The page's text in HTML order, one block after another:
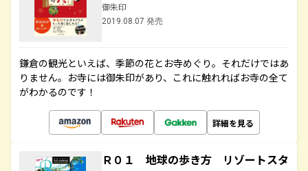
御朱印
2019.08.07 発売
鎌倉の観光といえば、季節の花とお寺めぐり。それだけではあ
りません。お寺には御朱印があり、これに触れればお寺の全て
がわかるのです！
詳細を見る
Ｒ０１ 地球の歩き方 リゾートスタ